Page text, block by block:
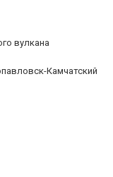
вулкана
Камчатский